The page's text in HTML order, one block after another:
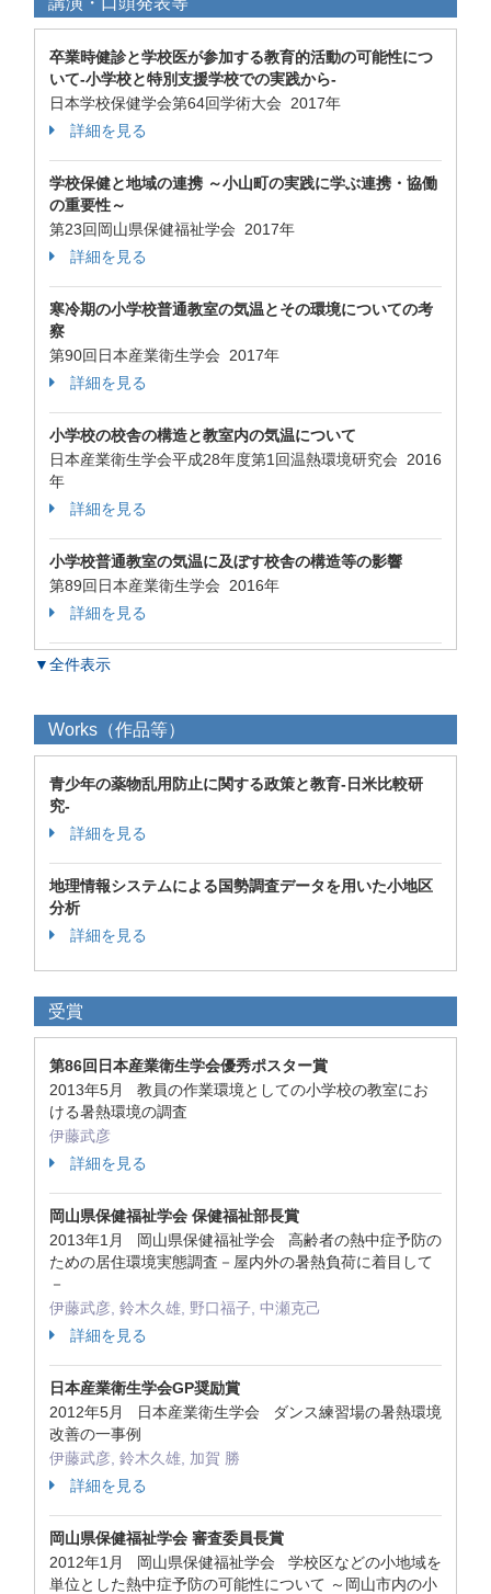
卒業時健診と学校医が参加する教育的活動の可能性につ
いて-小学校と特別支援学校での実践から-
日本学校保健学会第64回学術大会 2017年
詳細を見る
学校保健と地域の連携 ～小山町の実践に学ぶ連携・協働
の重要性～
第23回岡山県保健福祉学会 2017年
詳細を見る
寒冷期の小学校普通教室の気温とその環境についての考
察
第90回日本産業衛生学会 2017年
詳細を見る
小学校の校舎の構造と教室内の気温について
日本産業衛生学会平成28年度第1回温熱環境研究会 2016
年
詳細を見る
小学校普通教室の気温に及ぼす校舎の構造等の影響
第89回日本産業衛生学会 2016年
詳細を見る
▼全件表示
Works（作品等）
青少年の薬物乱用防止に関する政策と教育-日米比較研
究-
詳細を見る
地理情報システムによる国勢調査データを用いた小地区
分析
詳細を見る
受賞
第86回日本産業衛生学会優秀ポスター賞
2013年5月 教員の作業環境としての小学校の教室にお
ける暑熱環境の調査
伊藤武彦
詳細を見る
岡山県保健福祉学会 保健福祉部長賞
2013年1月 岡山県保健福祉学会 高齢者の熱中症予防の
ための居住環境実態調査－屋内外の暑熱負荷に着目して
－
伊藤武彦, 鈴木久雄, 野口福子, 中瀬克己
詳細を見る
日本産業衛生学会GP奨励賞
2012年5月 日本産業衛生学会 ダンス練習場の暑熱環境
改善の一事例
伊藤武彦, 鈴木久雄, 加賀 勝
詳細を見る
岡山県保健福祉学会 審査委員長賞
2012年1月 岡山県保健福祉学会 学校区などの小地域を
単位とした熱中症予防の可能性について ～岡山市内の小